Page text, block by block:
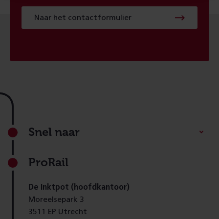
Naar het contactformulierNaar
Footer
Snel naar
ProRail
De Inktpot (hoofdkantoor)
Moreelsepark 3
3511 EP Utrecht